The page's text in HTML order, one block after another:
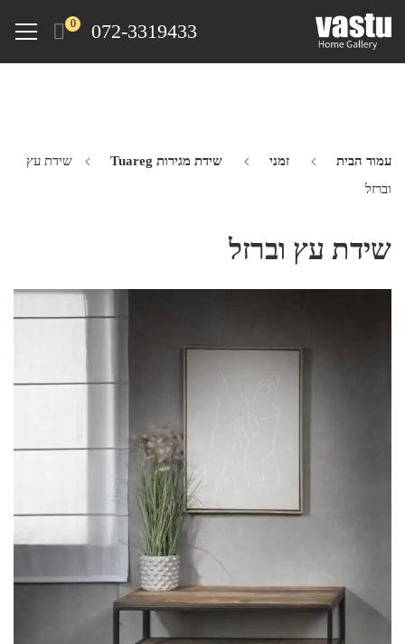
072-3319433
0
Menu
עמוד הבית זמני שידת מגירות Tuareg
שידת עץ
וברזל
שידת עץ וברזל